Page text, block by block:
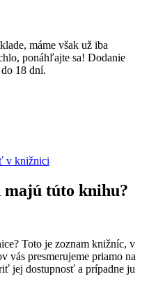
máme však už iba
ponáhľajte sa! Dodanie
18 dní.
v knižnici
túto knihu?
Toto je zoznam knižníc, v
vás presmerujeme priamo na
jej dostupnosť a prípadne ju